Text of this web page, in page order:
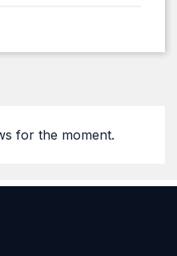
for the moment.